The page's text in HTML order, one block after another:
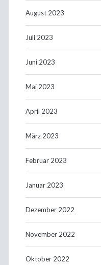
August 2023
Juli 2023
Juni 2023
Mai 2023
April 2023
März 2023
Februar 2023
Januar 2023
Dezember 2022
November 2022
Oktober 2022